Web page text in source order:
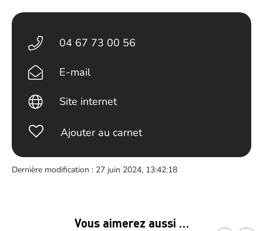
04 67 73 00 56
E-mail
Site internet
Ajouter au carnet
Dernière modification : 27 juin 2024, 13:42:18
Vous aimerez aussi …